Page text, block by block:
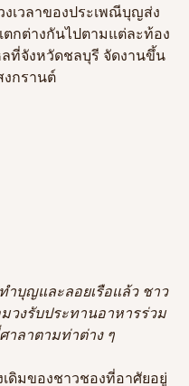
เวลาของประเพณีบุญส่ง
กต่างกันไปตามแต่ละท้อง
ลที่จังหวัดชลบุรี จัดงานขึ้น
กรานต์
ำบุญและลอยเรือแล้ว ชาว
วงรับประทานอาหารร่วม
าลาตามท่าต่าง ๆ
ดิมของชาวชองที่อาศัยอยู่